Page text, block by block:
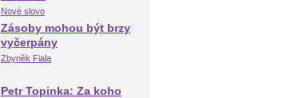
Nové slovo
Zásoby mohou být brzy
vyčerpány
Zbyněk Fiala
Petr Topinka: Za koho